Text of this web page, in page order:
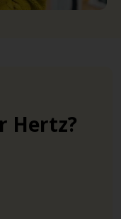
Hertz?